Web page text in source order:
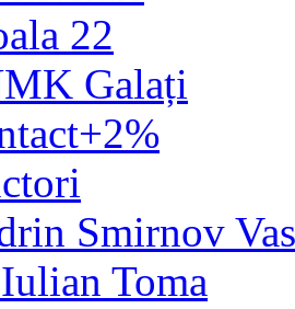
22
Galați
Smirnov
Toma